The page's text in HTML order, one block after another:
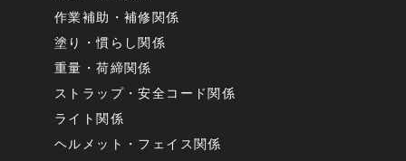
作業補助・補修関係
塗り・慣らし関係
重量・荷締関係
ストラップ・安全コード関係
ライト関係
ヘルメット・フェイス関係